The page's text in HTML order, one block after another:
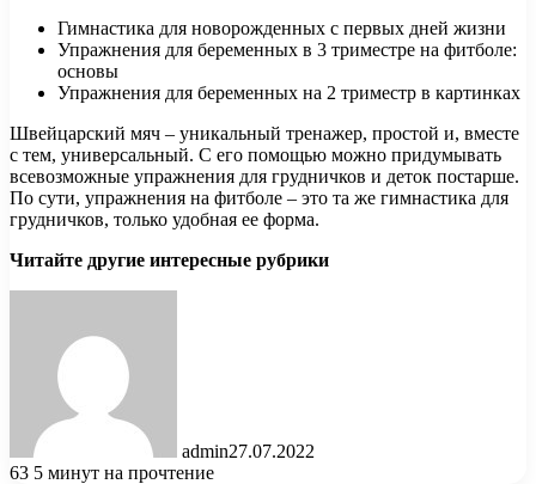
Гимнастика для новорожденных с первых дней жизни
Упражнения для беременных в 3 триместре на фитболе:
основы
Упражнения для беременных на 2 триместр в картинках
Швейцарский мяч – уникальный тренажер, простой и, вместе
с тем, универсальный. С его помощью можно придумывать
всевозможные упражнения для грудничков и деток постарше.
По сути, упражнения на фитболе – это та же гимнастика для
грудничков, только удобная ее форма.
Читайте другие интересные рубрики
admin27.07.2022
63 5 минут на прочтение